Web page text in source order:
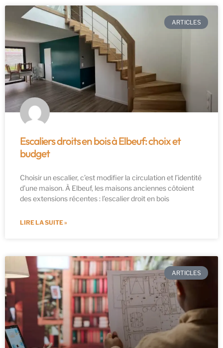
ARTICLES
Escaliers droits en bois à Elbeuf: choix et
budget
Choisir un escalier, c’est modifier la circulation et l’identité
d’une maison. À Elbeuf, les maisons anciennes côtoient
des extensions récentes : l’escalier droit en bois
LIRE LA SUITE »
ARTICLES